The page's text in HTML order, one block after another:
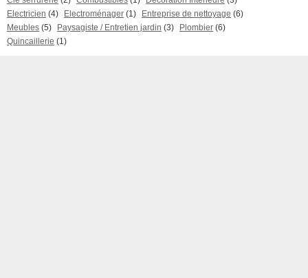
Electricien (4) Electroménager (1) Entreprise de nettoyage (6)
Meubles (5) Paysagiste / Entretien jardin (3) Plombier (6)
Quincaillerie (1)